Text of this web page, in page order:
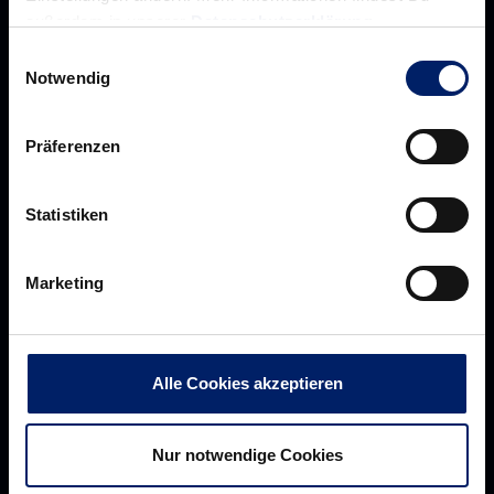
Notwendig
Präferenzen
Statistiken
Marketing
Alle Cookies akzeptieren
Nur notwendige Cookies